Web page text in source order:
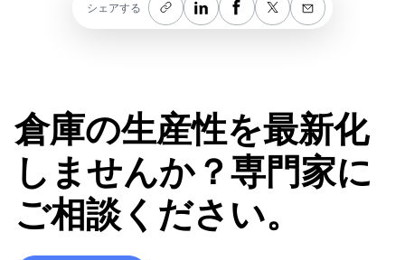
シェアする
倉庫の生産性を最新化
しませんか？専門家に
ご相談ください。